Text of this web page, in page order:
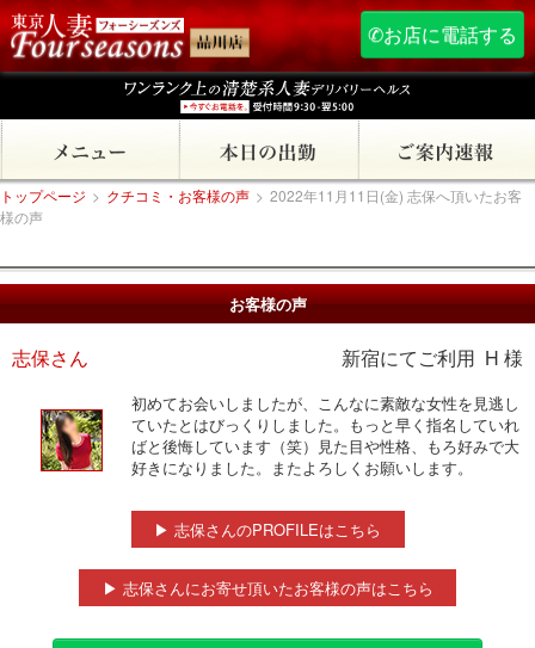
✆お店に電話する
トップページ > クチコミ・お客様の声 > 2022年11月11日(金) 志保へ頂いたお客
様の声
お客様の声
志保さん 新宿にてご利用 H 様
初めてお会いしましたが、こんなに素敵な女性を見逃し
ていたとはびっくりしました。もっと早く指名していれ
ばと後悔しています（笑）見た目や性格、もろ好みで大
好きになりました。またよろしくお願いします。
▶ 志保さんのPROFILEはこちら
▶ 志保さんにお寄せ頂いたお客様の声はこちら